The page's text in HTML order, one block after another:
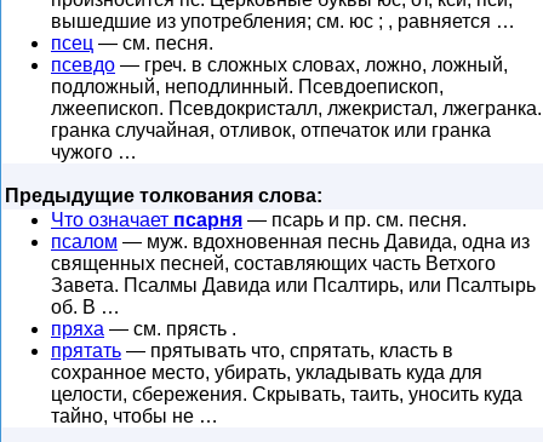
вышедшие из употребления; см. юс ; , равняется …
псец — см. песня.
псевдо — греч. в сложных словах, ложно, ложный,
подложный, неподлинный. Псевдоепископ,
лжеепископ. Псевдокристалл, лжекристал, лжегранка.
гранка случайная, отливок, отпечаток или гранка
чужого …
Предыдущие толкования слова:
Что означает псарня — псарь и пр. см. песня.
псалом — муж. вдохновенная песнь Давида, одна из
священных песней, составляющих часть Ветхого
Завета. Псалмы Давида или Псалтирь, или Псалтырь
об. В …
пряха — см. прясть .
прятать — прятывать что, спрятать, класть в
сохранное место, убирать, укладывать куда для
целости, сбережения. Скрывать, таить, уносить куда
тайно, чтобы не …